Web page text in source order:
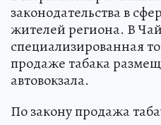
законодательства в
жителей региона. В
специализированная
продаже табака
автовокзала.
По закону продажа